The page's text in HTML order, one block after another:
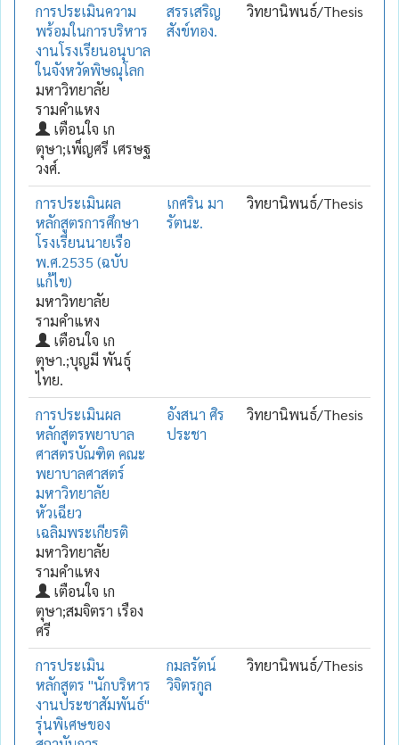
การประเมินความ
พร้อมในการบริหาร
งานโรงเรียนอนุบาล
ในจังหวัดพิษณุโลก
มหาวิทยาลัย
รามคำแหง
เตือนใจ เก
ตุษา;เพ็ญศรี เศรษฐ
วงศ์.
สรรเสริญ
สังข์ทอง.
วิทยานิพนธ์/Thesis
การประเมินผล
หลักสูตรการศึกษา
โรงเรียนนายเรือ
พ.ศ.2535 (ฉบับ
แก้ไข)
มหาวิทยาลัย
รามคำแหง
เตือนใจ เก
ตุษา.;บุญมี พันธุ์
ไทย.
เกศริน มา
รัตนะ.
วิทยานิพนธ์/Thesis
การประเมินผล
หลักสูตรพยาบาล
ศาสตรบัณฑิต คณะ
พยาบาลศาสตร์
มหาวิทยาลัย
หัวเฉียว
เฉลิมพระเกียรติ
มหาวิทยาลัย
รามคำแหง
เตือนใจ เก
ตุษา;สมจิตรา เรือง
ศรี
อังสนา ศิร
ประชา
วิทยานิพนธ์/Thesis
การประเมิน
หลักสูตร "นักบริหาร
งานประชาสัมพันธ์"
รุ่นพิเศษของ
กมลรัตน์
วิจิตรกูล
วิทยานิพนธ์/Thesis